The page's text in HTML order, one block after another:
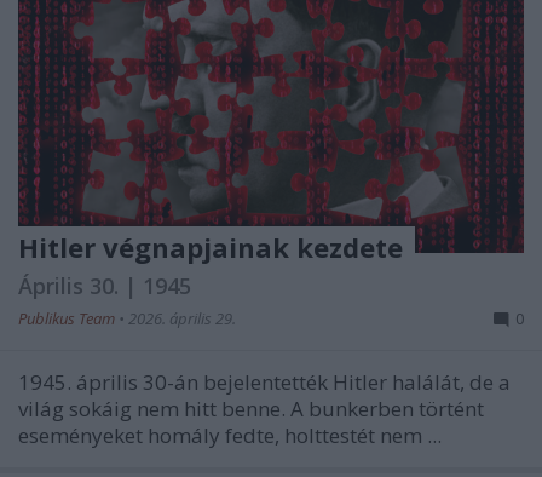
Hitler végnapjainak kezdete
Április 30. | 1945
Publikus Team • 2026. április 29. 0
1945. április 30-án bejelentették Hitler halálát, de a
világ sokáig nem hitt benne. A bunkerben történt
eseményeket homály fedte, holttestét nem ...